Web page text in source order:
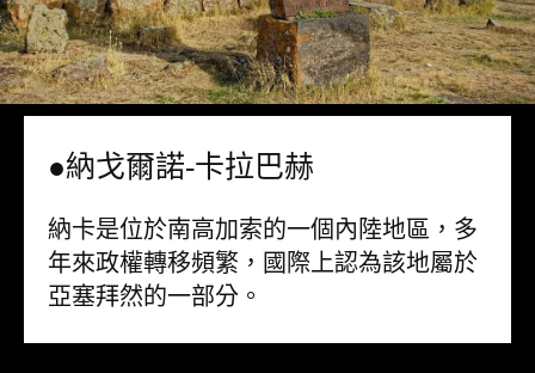
●納戈爾諾-卡拉巴赫
納卡是位於南高加索的一個內陸地區，多
年來政權轉移頻繁，國際上認為該地屬於
亞塞拜然的一部分。